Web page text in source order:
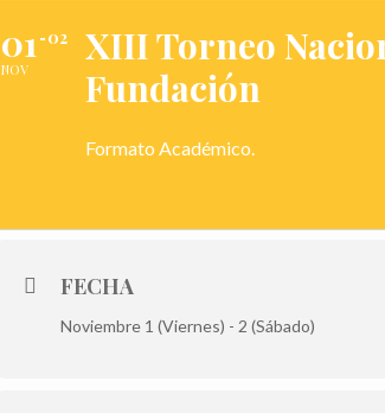
01
NOV
02
XIII Torneo
Fundación
Formato Académico.
FECHA
Noviembre 1 (Viernes) - 2 (Sábado)